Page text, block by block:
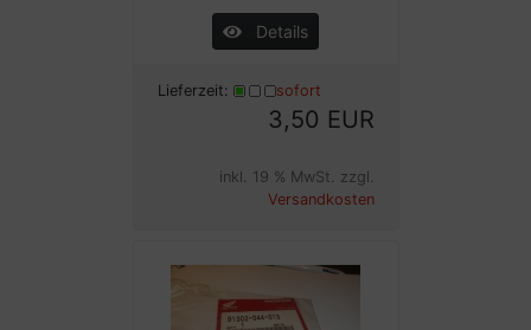
Details
Lieferzeit: sofort
3,50 EUR
inkl. 19 % MwSt. zzgl.
Versandkosten